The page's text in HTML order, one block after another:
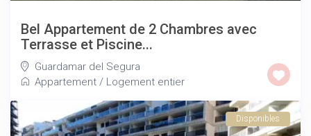
Bel Appartement de 2 Chambres avec
Terrasse et Piscine...
Guardamar del Segura
Appartement / Logement entier
Disponibles